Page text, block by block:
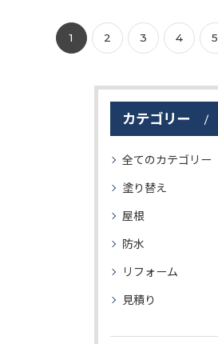
1 2 3 4 5
カテゴリー
全てのカテゴリー
塗り替え
屋根
防水
リフォーム
見積り